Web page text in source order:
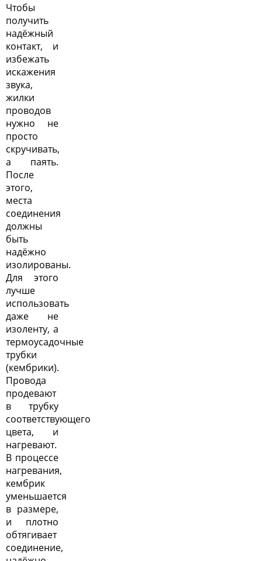
Чтобы
получить
надёжный
контакт, и
избежать
искажения
звука,
жилки
проводов
нужно не
просто
скручивать,
а паять.
После
этого,
места
соединения
должны
быть
надёжно
изолированы.
Для этого
лучше
использовать
даже не
изоленту, а
термоусадочные
трубки
(кембрики).
Провода
продевают
в трубку
соответствующего
цвета, и
нагревают.
В процессе
нагревания,
кембрик
уменьшается
в размере,
и плотно
обтягивает
соединение,